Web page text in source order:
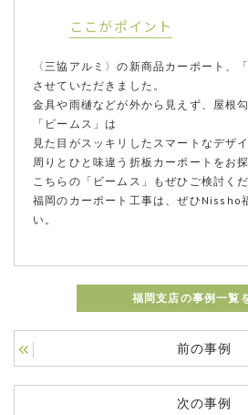
ここがポイント
〈三協アルミ〉の新商品カーポート、
させていただきました。
金具や雨樋などが外から見えず、屋根
「ビームス」は
見た目がスッキリしたスマートなデザ
周りとひと味違う折板カーポートをお探
こちらの「ビームス」もぜひご検討くだ
福岡のカーポート工事は、ぜひNissho
い。
福岡支店の事例一覧
前の事例
次の事例